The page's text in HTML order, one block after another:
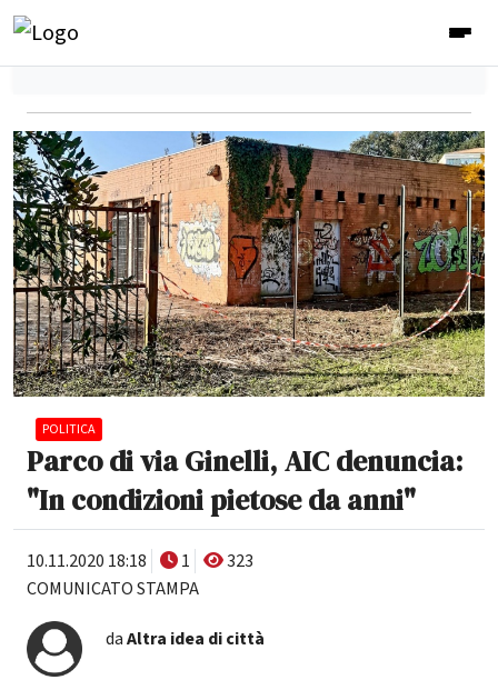
POLITICA
Parco di via Ginelli, AIC denuncia:
"In condizioni pietose da anni"
10.11.2020 18:18 1
323
COMUNICATO STAMPA
daAltra idea di città